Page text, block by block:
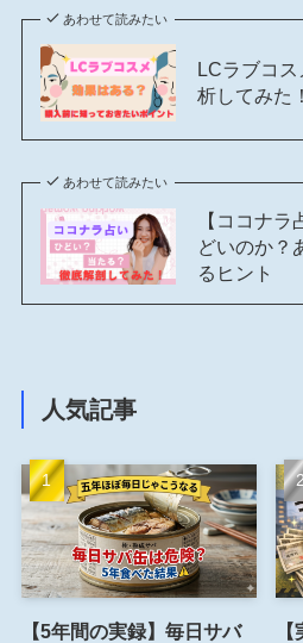
あわせて読みたい
LCラブコ
析してみた！
あわせて読みたい
【ココナ
どいのか？
るヒント
人気記事
【5年間の実録】毎日サバ